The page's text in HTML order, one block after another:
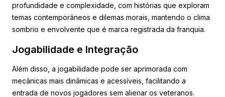
profundidade e complexidade, com histórias que exploram
temas contemporâneos e dilemas morais, mantendo o clima
sombrio e envolvente que é marca registrada da franquia.
Jogabilidade e Integração
Além disso, a jogabilidade pode ser aprimorada com
mecânicas mais dinâmicas e acessíveis, facilitando a
entrada de novos jogadores sem alienar os veteranos.